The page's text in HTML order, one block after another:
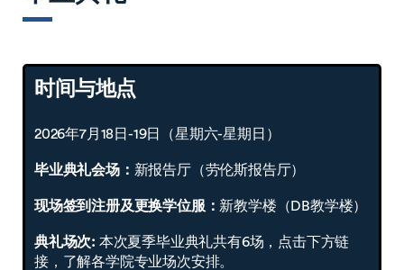
时间与地点
2026年7月18日-19日（星期六-星期日）
毕业典礼会场： 新报告厅（劳伦斯报告厅）
现场签到注册及更换学位服： 新教学楼（DB教学楼）
典礼场次: 本次夏季毕业典礼共有6场，点击下方链
接，了解各学院专业场次安排。